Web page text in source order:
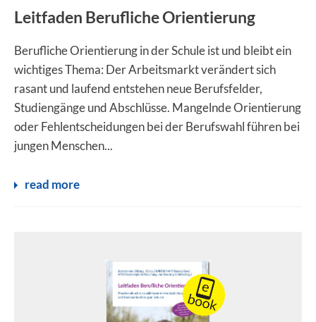
Leitfaden Berufliche Orientierung
Berufliche Orientierung in der Schule ist und bleibt ein
wichtiges Thema: Der Arbeitsmarkt verändert sich
rasant und laufend entstehen neue Berufsfelder,
Studiengänge und Abschlüsse. Mangelnde Orientierung
oder Fehlentscheidungen bei der Berufswahl führen bei
jungen Menschen...
read more